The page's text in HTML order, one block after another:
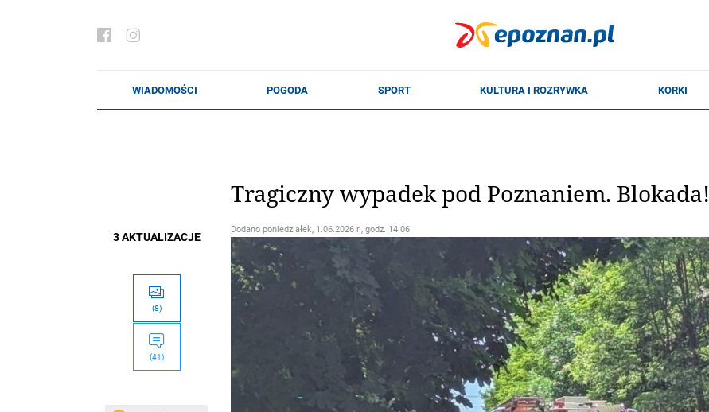
3 AKTUALIZACJE
(8)
(41)
Tragiczny wypadek pod Poznaniem. Blokada!
Dodano poniedziałek, 1.06.2026 r., godz. 14.06